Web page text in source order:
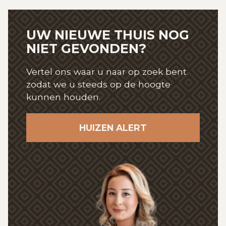
UW NIEUWE THUIS NOG
NIET GEVONDEN?
Vertel ons waar u naar op zoek bent
zodat we u steeds op de hoogte
kunnen houden.
HUIZEN ALERT